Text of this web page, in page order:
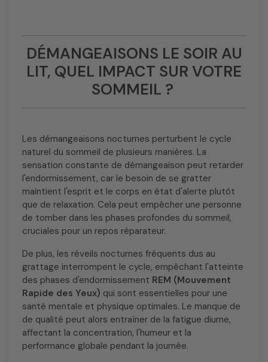
DÉMANGEAISONS LE SOIR AU
LIT, QUEL IMPACT SUR VOTRE
SOMMEIL ?
Les démangeaisons nocturnes perturbent le cycle
naturel du sommeil de plusieurs manières. La
sensation constante de démangeaison peut retarder
l'endormissement, car le besoin de se gratter
maintient l'esprit et le corps en état d'alerte plutôt
que de relaxation. Cela peut empêcher une personne
de tomber dans les phases profondes du sommeil,
cruciales pour un repos réparateur.
De plus, les réveils nocturnes fréquents dus au
grattage interrompent le cycle, empêchant l'atteinte
des phases d'endormissement REM (Mouvement
Rapide des Yeux) qui sont essentielles pour une
santé mentale et physique optimales. Le manque de
de qualité peut alors entraîner de la fatigue diurne,
affectant la concentration, l'humeur et la
performance globale pendant la journée.